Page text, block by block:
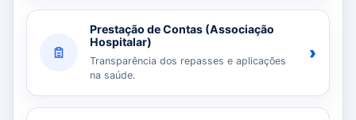
Prestação de Contas (Associação
Hospitalar)
Transparência dos repasses e aplicações
na saúde.
›